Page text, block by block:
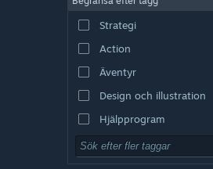
Strategi
Action
Äventyr
Design och illustration
Hjälpprogram
Gratis att spela